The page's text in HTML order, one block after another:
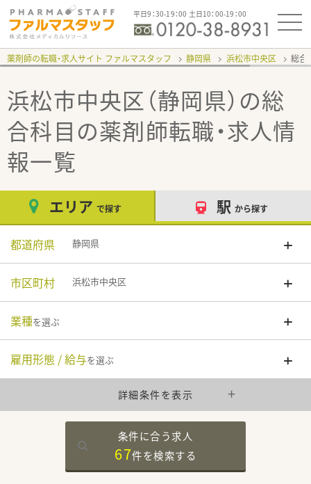
平日9：30-19：00 土日10：00-19：00
薬剤師の転職・求人サイト ファルマスタッフ 静岡県 浜松市中央区 総合
浜松市中央区（静岡県）の総
合科目の薬剤師転職・求人情
報一覧
エリア で探す 駅 から探す
都道府県 静岡県
市区町村 浜松市中央区
業種を選ぶ
雇用形態 / 給与を選ぶ
詳細条件を表示
条件に合う求人
67件を検索する